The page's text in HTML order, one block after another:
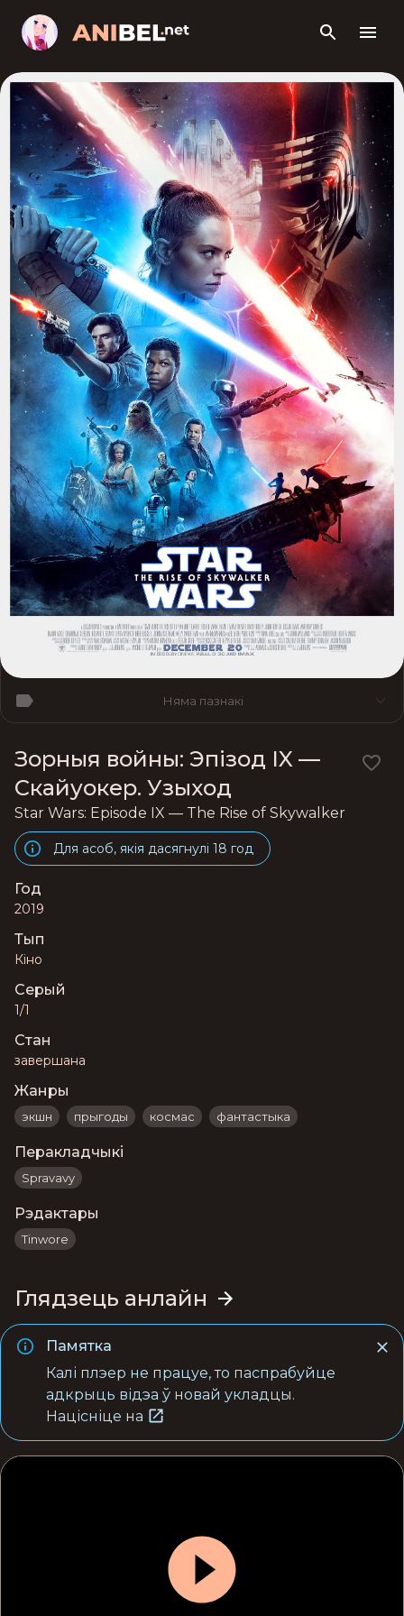
Няма пазнакі
Зорныя войны: Эпізод IX —
Скайуокер. Узыход
Star Wars: Episode IX — The Rise of Skywalker
Для асоб, якія дасягнулі 18 год
Год
2019
Тып
Кіно
Серый
1/1
Стан
завершана
Жанры
экшн прыгоды космас фантастыка
Перакладчыкі
Spravavy
Рэдактары
Tinwore
Глядзець анлайн
Памятка
Калі плэер не працуе, то паспрабуйце
адкрыць відэа ў новай укладцы.
Націсніце на